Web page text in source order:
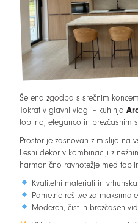
Še ena zgodba s srečnim
Tokrat v glavni vlogi – kuhinja
toplino, eleganco in brezčasnim
Prostor je zasnovan z mislijo na
Lesni dekor v kombinaciji z
harmonično ravnotežje med
Kvalitetni materiali in
Pametne rešitve za
Moderen, čist in brezčasen